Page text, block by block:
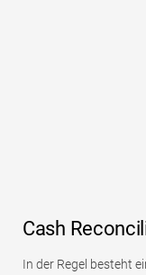
Cash
In der Regel besteht